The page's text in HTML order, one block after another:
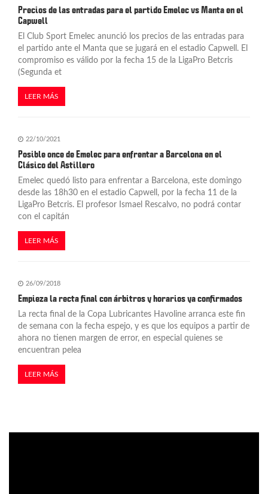
Precios de las entradas para el partido Emelec vs Manta en el
Capwell
El Club Sport Emelec anunció los precios de las entradas para
el partido ante el Manta que se jugará en el estadio Capwell. El
compromiso es válido por la fecha 15 de la LigaPro Betcris
(Segunda et
LEER MÁS
22/10/2021
Posible once de Emelec para enfrentar a Barcelona en el
Clásico del Astillero
Emelec quedó listo para enfrentar a Barcelona, este domingo
desde las 18h30 en el estadio Capwell, por la fecha 11 de la
LigaPro Betcris. El profesor Ismael Rescalvo, no podrá contar
con el capitán
LEER MÁS
26/09/2018
Empieza la recta final con árbitros y horarios ya confirmados
La recta final de la Copa Lubricantes Havoline arranca este fin
de semana con la fecha espejo, y es que los equipos a partir de
ahora no tienen margen de error, en especial quienes se
encuentran pelea
LEER MÁS